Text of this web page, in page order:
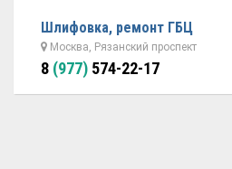
Шлифовка, ремонт ГБЦ
Москва, Рязанский проспект
8 (977) 574-22-17